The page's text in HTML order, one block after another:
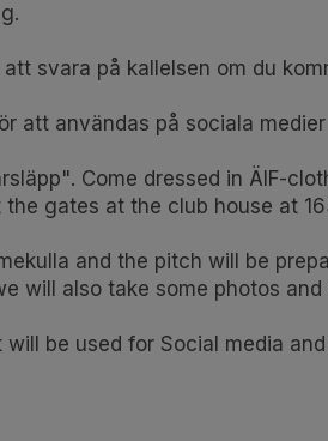
svara på kallelsen om du
att användas på sociala medier
Come dressed in ÄIF-
gates at the club house at
and the pitch will be
will also take some photos and
be used for Social media